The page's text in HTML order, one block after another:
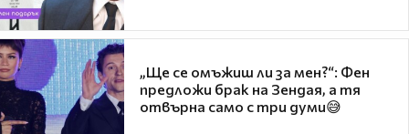
„Ще се омъжиш ли за мен?“: Фен
предложи брак на Зендая, а тя
отвърна само с три думи😅